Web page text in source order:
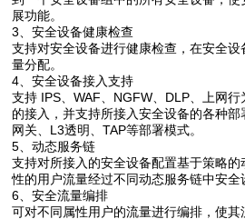
展功能。
3、安全设备健康检查
支持对安全设备进行健康检查，在安全
量分配。
4、安全设备接入支持
支持 IPS、WAF、NGFW、DLP、上网
的接入，并支持所接入安全设备的各种
网关、L3透明、TAP等部署模式。
5、动态服务链
支持对所接入的安全设备配置基于策略
性的用户流量经过不同动态服务链中安全
6、安全流量编排
可对不同属性用户的流量进行编排，使